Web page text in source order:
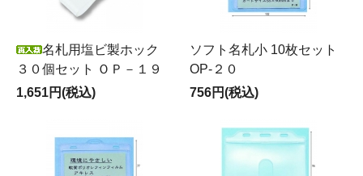
名札用塩ビ製ホック
３０個セット ＯＰ－１９
1,651円(税込)
ソフト名札小 10枚セット
OP-２０
756円(税込)